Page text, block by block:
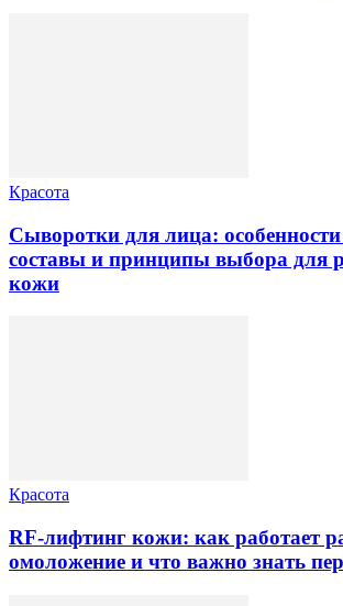
Красота
Сыворотки для лица: особенности
составы и принципы выбора для
кожи
Красота
RF-лифтинг кожи: как работает
омоложение и что важно знать